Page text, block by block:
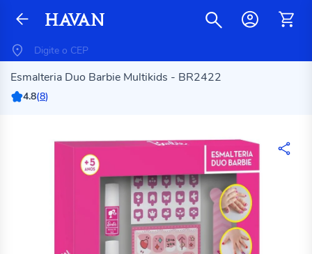
Esmalteria Duo Barbie Multikids - BR2422
4.8(8)